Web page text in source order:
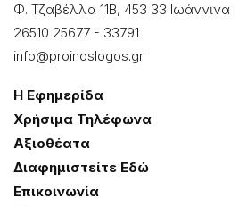
Φ. Τζαβέλλα 11Β, 453 33 Ιωάννɩνα
26510 25677 - 33791
info@proinoslogos.gr
Η Εφημερίδα
Χρήσɩμα Τηλέφωνα
Αξɩοθέατα
Δɩαφημɩστείτε Εδώ
Επɩκοɩνωνία